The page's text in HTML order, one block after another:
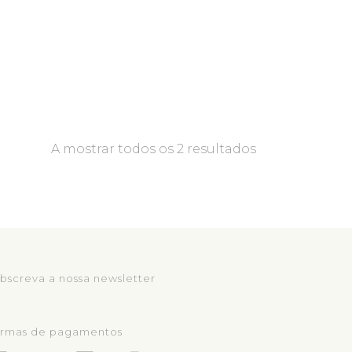
A mostrar todos os 2 resultados
a nossa newsletter
de pagamentos